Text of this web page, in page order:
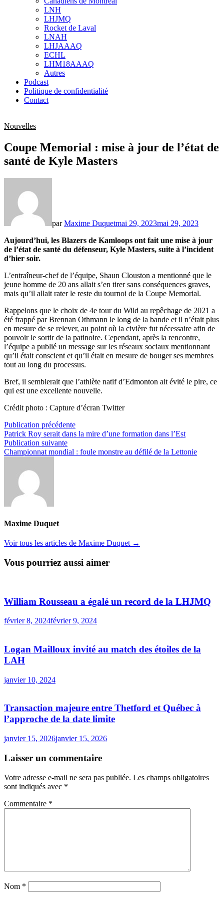
sub
menu
LNH
LHJMQ
Rocket de Laval
LNAH
LHJAAAQ
ECHL
LHM18AAAQ
Autres
Podcast
Politique de confidentialité
Contact
Nouvelles
Coupe Memorial : mise à jour de l’état de
santé de Kyle Masters
parMaxime Duquetmai 29, 2023mai 29, 2023
Aujourd’hui, les Blazers de Kamloops ont fait une mise à jour
de l’état de santé du défenseur, Kyle Masters, suite à l’incident
d’hier soir.
L’entraîneur-chef de l’équipe, Shaun Clouston a mentionné que le
jeune homme de 20 ans allait s’en tirer sans conséquences graves,
mais qu’il allait rater le reste du tournoi de la Coupe Memorial.
Rappelons que le choix de 4e tour du Wild au repêchage de 2021 a
été frappé par Brennan Othmann le long de la bande et il n’était plus
en mesure de se relever, au point où la civière fut nécessaire afin de
pouvoir le sortir de la patinoire. Cependant, après la rencontre,
l’équipe a publié un message sur les réseaux sociaux mentionnant
qu’il était conscient et qu’il était en mesure de bouger ses membres
tout au long du processus.
Bref, il semblerait que l’athlète natif d’Edmonton ait évité le pire, ce
qui est une excellente nouvelle.
Crédit photo : Capture d’écran Twitter
Navigation
de
l’article
Publication précédentePublication
précédente :
Patrick Roy serait dans la mire d’une formation dans l’Est
Publication suivantePublication
suivante :
Championnat mondial : foule monstre au défilé de la Lettonie
Maxime Duquet
Voir tous les articles de Maxime Duquet →
Vous pourriez aussi aimer
William Rousseau a égalé un record de la LHJMQ
février 8, 2024février 9, 2024
Logan Mailloux invité au match des étoiles de la
LAH
janvier 10, 2024
Transaction majeure entre Thetford et Québec à
l’approche de la date limite
janvier 15, 2026janvier 15, 2026
Laisser un commentaire
Votre adresse e-mail ne sera pas publiée. Les champs obligatoires
sont indiqués avec *
Commentaire *
Nom *